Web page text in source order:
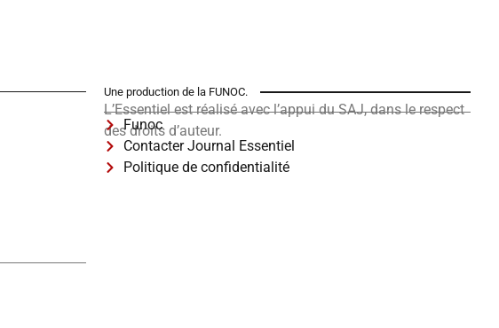
Une production de la FUNOC.
L’Essentiel est réalisé avec l’appui du SAJ, dans le respect
des droits d’auteur.
Funoc
Contacter Journal Essentiel
Politique de confidentialité